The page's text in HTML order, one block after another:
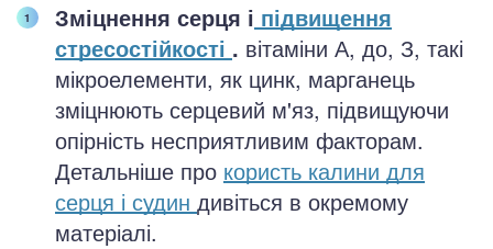
Зміцнення серця і підвищення
стресостійкості . вітаміни А, до, З, такі
мікроелементи, як цинк, марганець
зміцнюють серцевий м'яз, підвищуючи
опірність несприятливим факторам.
Детальніше про користь калини для
серця і судин дивіться в окремому
матеріалі.